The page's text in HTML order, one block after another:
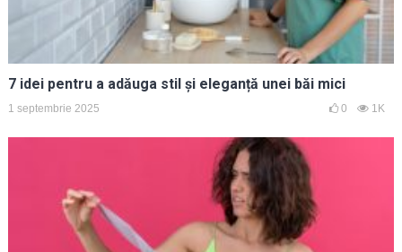
7 idei pentru a adăuga stil și eleganță unei băi mici
1 septembrie 2025 0 1K